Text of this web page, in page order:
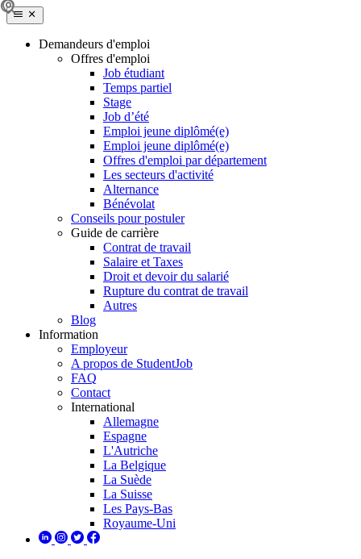
Demandeurs d'emploi
Offres d'emploi
Job étudiant
Temps partiel
Stage
Job d’été
Emploi jeune diplômé(e)
Emploi jeune diplômé(e)
Offres d'emploi par département
Les secteurs d'activité
Alternance
Bénévolat
Conseils pour postuler
Guide de carrière
Contrat de travail
Salaire et Taxes
Droit et devoir du salarié
Rupture du contrat de travail
Autres
Blog
Information
Employeur
A propos de StudentJob
FAQ
Contact
International
Allemagne
Espagne
L'Autriche
La Belgique
La Suède
La Suisse
Les Pays-Bas
Royaume-Uni